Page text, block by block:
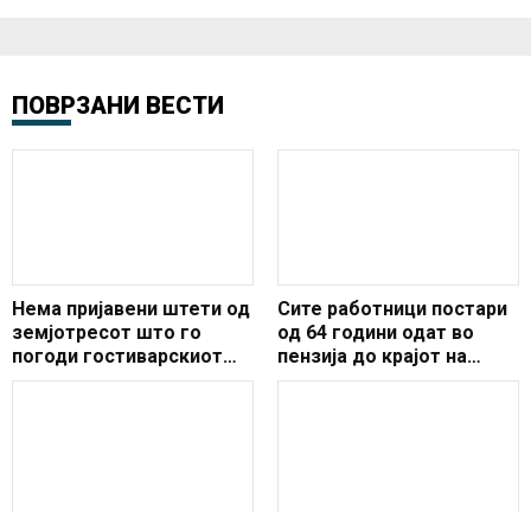
ПОВРЗАНИ ВЕСТИ
Нема пријавени штети од
земјотресот што го
погоди гостиварскиот
регион
Сите работници постари
од 64 години одат во
пензија до крајот на
2021- исклучок ќе има